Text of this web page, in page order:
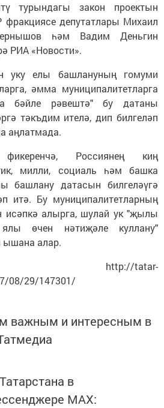
турындагы закон проектын
депутатлары Михаил
һәм Вадим Деньгин
РИА «Новости».
уку елы башлануның гомуми
әмма муниципалитетларга
бәйле рәвештә" бу датаны
тәкъдим ителә, дип билгеләп
аңлатмада.
фикеренчә, Россиянең киң
милли, социаль һәм башка
башлану датасын билгеләүгә
итә. Бу муниципалитетларның
исәпкә алырга, шулай ук "җылы
өчен нәтиҗәле куллану"
ышана алар.
http://tatar-
08/29/147301/
важным и интересным в
в
MАХ: